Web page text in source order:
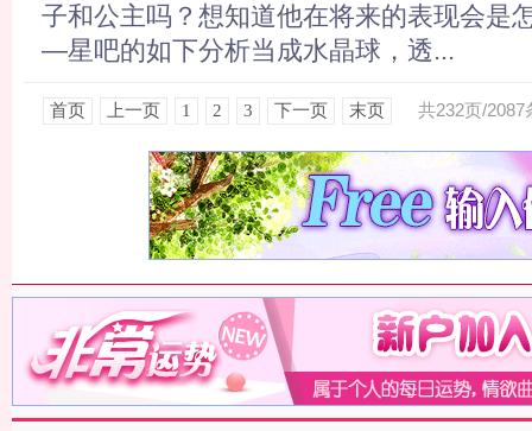
子和公主吗？想知道他在将来的表现会是
—星吧的如下分析当成水晶球，透...
共232页/2087
首页 上一页 1 2 3 下一页 末页